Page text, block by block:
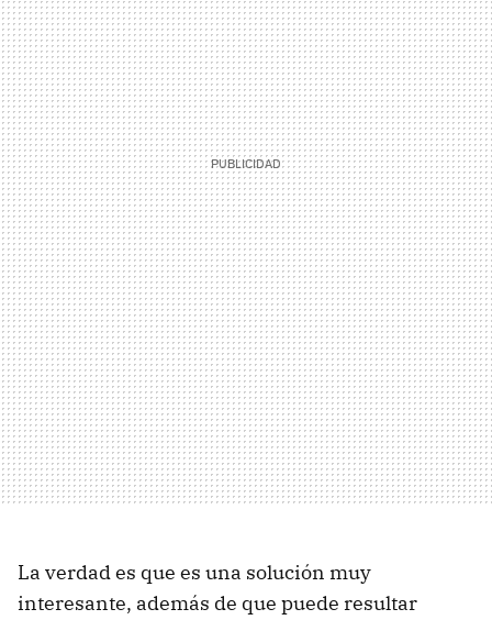
La verdad es que es una solución muy
interesante, además de que puede resultar